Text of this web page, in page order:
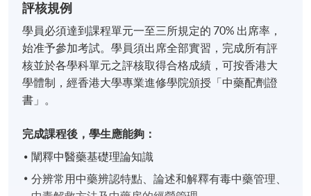
評核規例
學員必須達到課程單元一至三所規定的 70% 出席率，
始准予參加考試。學員須出席全部實習，完成所有評
核並於各學科單元之評核取得合格成績，可按香港大
學體制，經香港大學專業進修學院頒授「中藥配劑證
書」。
完成課程後，學生應能夠：
闡釋中醫藥基礎理論知識
分辨常用中藥辨認特點、論述和解釋有毒中藥管理、